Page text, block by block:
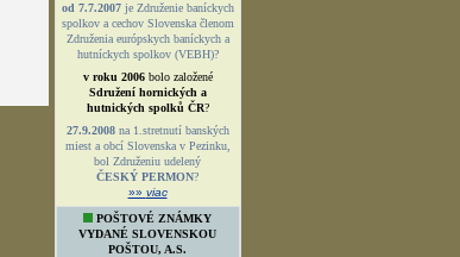
od 7.7.2007je Združenie baníckych
spolkov a cechov Slovenska členom
Združenia európskych baníckych a
hutníckych spolkov (VEBH)?
v roku 2006bolo založené
Sdružení hornických a
hutnických spolků ČR?
27.9.2008na 1.stretnutí banských
miest a obcí Slovenska v Pezinku,
bol Združeniu udelený
ČESKÝ PERMON?
»» viac
POŠTOVÉ ZNÁMKY
VYDANÉ SLOVENSKOU
POŠTOU, A.S.